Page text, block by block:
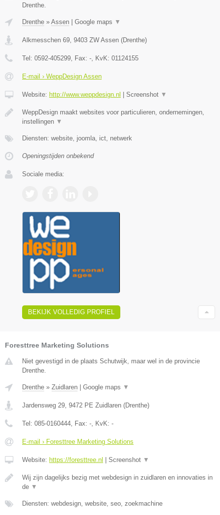
Drenthe.
Drenthe » Assen Google maps ▼
Alkmesschen 69 9403 ZW Assen (Drenthe)
Tel: 0592-405299 , Fax: - , KvK: 01124155
E-mail › WeppDesign Assen
Website: http://www.weppdesign.nl Screenshot ▼
WeppDesign maakt websites voor particulieren, ondernemingen,
instellingen ▼
Diensten: website, joomla, ict, netwerk
Openingstijden onbekend
Sociale media:
BEKIJK VOLLEDIG PROFIEL
Foresttree Marketing Solutions
Niet gevestigd in de plaats Schutwijk, maar wel in de provincie
Drenthe.
Drenthe » Zuidlaren Google maps ▼
Jardensweg 29, 9472 PE Zuidlaren (Drenthe)
Tel: 085-0160444, Fax: -, KvK: -
E-mail › Foresttree Marketing Solutions
Website: https://foresttree.nl Screenshot ▼
Wij zijn dagelijks bezig met webdesign in zuidlaren en innovaties in
de ▼
Diensten: webdesign, website, seo, zoekmachine